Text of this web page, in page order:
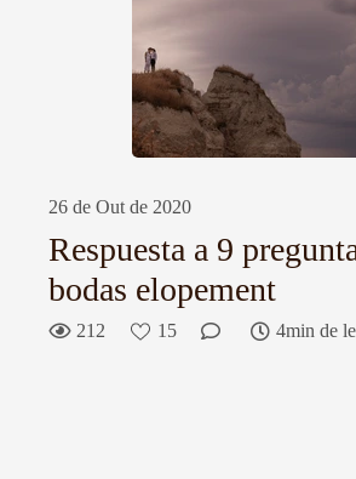
26 de Out de 2020
Respuesta a 9
bodas elopement
212 15 4min de